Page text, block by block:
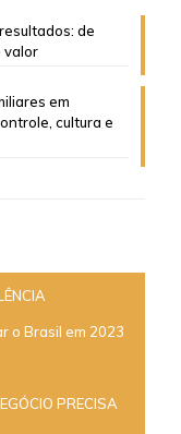
de
valor
em
cultura e
o Brasil em 2023
PRECISA